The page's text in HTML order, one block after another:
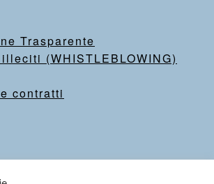
Trasparente
(WHISTLEBLOWING)
contratti